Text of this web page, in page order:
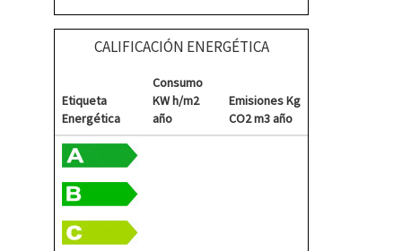
CALIFICACIÓN ENERGÉTICA
Etiqueta
Energética
Consumo
KW h/m2
año
Emisiones Kg
CO2 m3 año